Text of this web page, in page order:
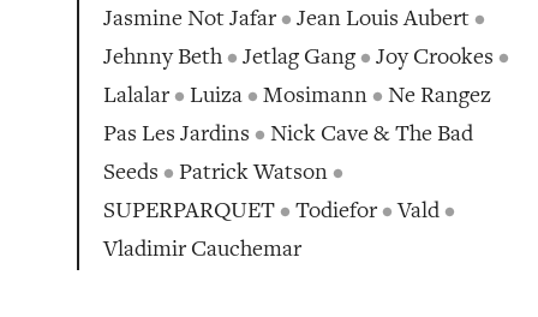
Jasmine Not Jafar • Jean Louis Aubert •
Jehnny Beth • Jetlag Gang • Joy Crookes •
Lalalar • Luiza • Mosimann • Ne Rangez
Pas Les Jardins • Nick Cave & The Bad
Seeds • Patrick Watson •
SUPERPARQUET • Todiefor •Vald •
Vladimir Cauchemar